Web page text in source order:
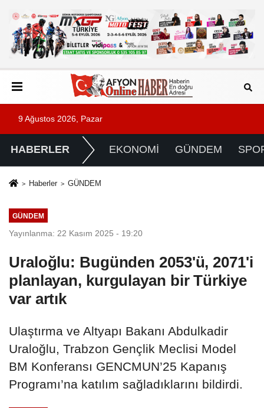
9 Ağustos 2026, Pazar
HABERLER EKONOMİ GÜNDEM
Haberler GÜNDEM
GÜNDEM
Yayınlanma: 22 Kasım 2025 - 19:20
Uraloğlu: Bugünden 2053'ü, 2071'i
planlayan, kurgulayan bir Türkiye
var artık
Ulaştırma ve Altyapı Bakanı Abdulkadir
Uraloğlu, Trabzon Gençlik Meclisi Model
BM Konferansı GENCMUN’25 Kapanış
Programı’na katılım sağladıklarını bildirdi.